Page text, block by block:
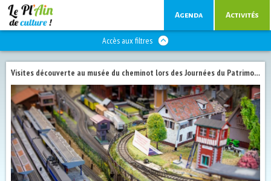
Agenda Activités
Accès aux filtres
Visites découverte au musée du cheminot lors des Journées du Patrimoine 2026